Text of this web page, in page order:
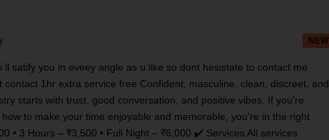
NEW
satify you in eveey angle as u like so dont hesistate to contact me
1hr extra service free Confident, masculine, clean, discreet, and
starts with trust, good conversation, and positive vibes. If you're
to make your time enjoyable and memorable, you're in the right
• 3 Hours – ₹3,500 • Full Night – ₹6,000 ✔️ Services All services